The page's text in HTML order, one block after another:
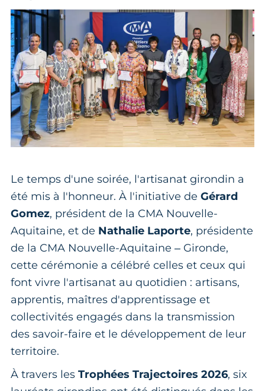
Le temps d'une soirée, l'artisanat girondin a
été mis à l'honneur. À l'initiative de Gérard
Gomez, président de la CMA Nouvelle-
Aquitaine, et de Nathalie Laporte, présidente
de la CMA Nouvelle-Aquitaine – Gironde,
cette cérémonie a célébré celles et ceux qui
font vivre l'artisanat au quotidien : artisans,
apprentis, maîtres d'apprentissage et
collectivités engagés dans la transmission
des savoir-faire et le développement de leur
territoire.
À travers les Trophées Trajectoires 2026, six